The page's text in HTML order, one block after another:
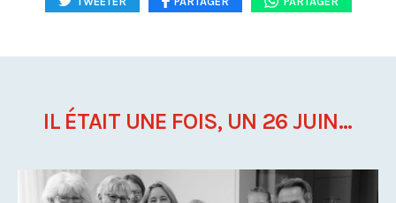
IL ÉTAIT UNE FOIS, UN 26 JUIN...